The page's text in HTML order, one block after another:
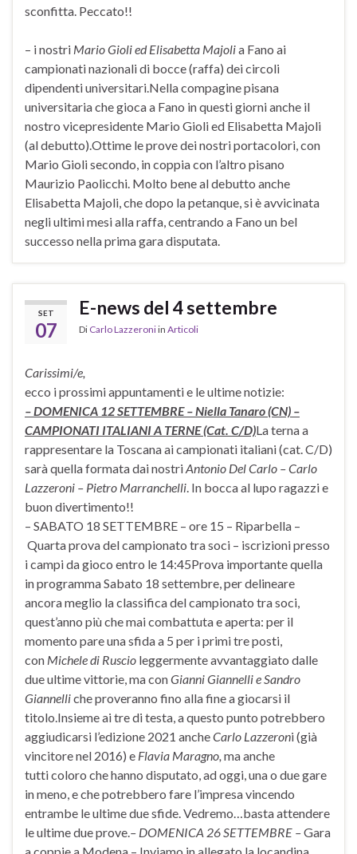
sconfitta. Peccato!!
– i nostri Mario Gioli ed Elisabetta Majolia Fano ai
campionati nazionali di bocce (raffa) dei circoli
dipendenti universitari.Nella compagine pisana
universitaria che gioca a Fano in questi giorni anche il
nostro vicepresidente Mario Gioli ed Elisabetta Majoli
(al debutto).Ottime le prove dei nostri portacolori, con
Mario Gioli secondo, in coppia con l’altro pisano
Maurizio Paolicchi. Molto bene al debutto anche
Elisabetta Majoli, che dopo la petanque, si è avvicinata
negli ultimi mesi alla raffa, centrando a Fano un bel
successo nella prima gara disputata.
SET
07
E-news del 4 settembre
Di Carlo Lazzeroniin Articoli
Carissimi/e,
ecco i prossimi appuntamenti e le ultime notizie:
– DOMENICA 12 SETTEMBRE – Niella Tanaro (CN) –
CAMPIONATI ITALIANI A TERNE (Cat. C/D)La terna a
rappresentare la Toscana ai campionati italiani (cat. C/D)
sarà quella formata dai nostriAntonio Del Carlo – Carlo
Lazzeroni – Pietro Marranchelli . In bocca al lupo ragazzi e
buon divertimento!!
– SABATO 18 SETTEMBRE – ore 15 – Riparbella –
Quarta prova del campionato tra soci – iscrizioni presso
i campi da gioco entro le 14:45Prova importante quella
in programma Sabato 18 settembre, per delineare
ancora meglio la classifica del campionato tra soci,
quest’anno più che mai combattuta e aperta: per il
momento pare una sfida a 5 per i primi tre posti,
con Michele di Ruscio leggermente avvantaggiato dalle
due ultime vittorie, ma conGianni Giannelli e Sandro
Giannelliche proveranno fino alla fine a giocarsi il
titolo.Insieme ai tre di testa, a questo punto potrebbero
aggiudicarsi l’edizione 2021 ancheCarlo Lazzeroni (già
vincitore nel 2016) e Flavia Maragno, ma anche
tutti coloro che hanno disputato, ad oggi, una o due gare
in meno, e che potrebbero fare l’impresa vincendo
entrambe le ultime due sfide. Vedremo…basta attendere
le ultime due prove. – DOMENICA 26 SETTEMBRE –Gara